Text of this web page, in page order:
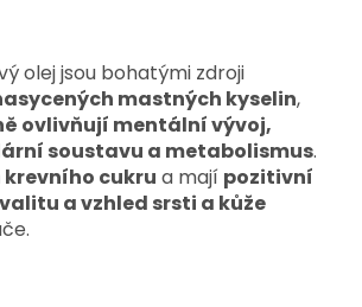
olej jsou bohatými zdroji
mastných kyselin,
ovlivňují mentální vývoj,
soustavu a metabolismus.
krevního cukru a mají pozitivní
a vzhled srsti a kůže